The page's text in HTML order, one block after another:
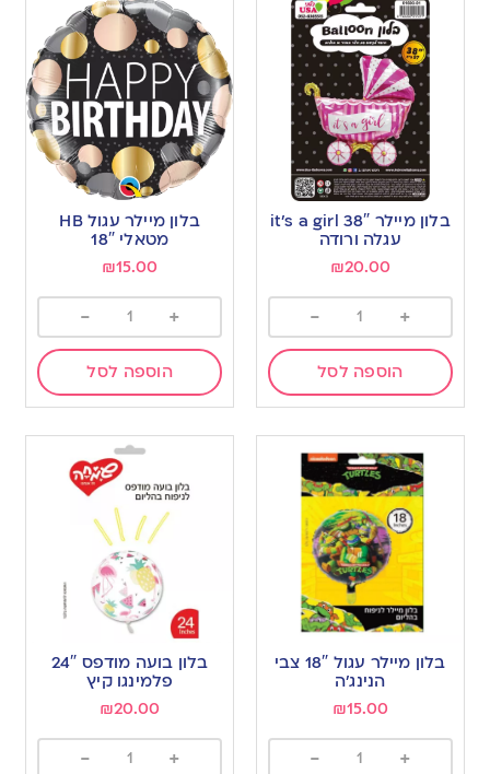
בלון מיילר 38″ it’s a girl
עגלה ורודה
₪20.00
+
-
הוספה לסל
בלון מיילר עגול HB
מטאלי 18″
₪15.00
+
-
הוספה לסל
בלון מיילר עגול 18″ צבי
הנינג’ה
₪15.00
+
-
בלון בועה מודפס 24″
פלמינגו קיץ
₪20.00
+
-